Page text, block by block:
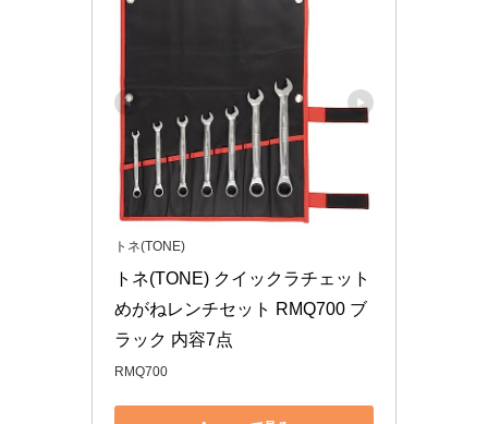
トネ(TONE)
トネ(TONE) クイックラチェット
めがねレンチセット RMQ700 ブ
ラック 内容7点
RMQ700